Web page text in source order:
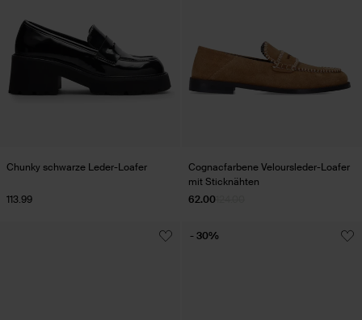
Chunky schwarze Leder-Loafer
113.99
Cognacfarbene Veloursleder-Loafer
mit Sticknähten
62.00
- 30%